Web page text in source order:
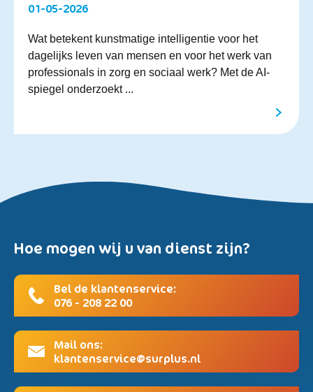
01-05-2026
Wat betekent kunstmatige intelligentie voor het
dagelijks leven van mensen en voor het werk van
professionals in zorg en sociaal werk? Met de AI-
spiegel onderzoekt ...
Hoe mogen wij u van dienst zijn?
Bel de klantenservice:
076 - 208 22 00
Mail ons:
klantenservice@surplus.nl